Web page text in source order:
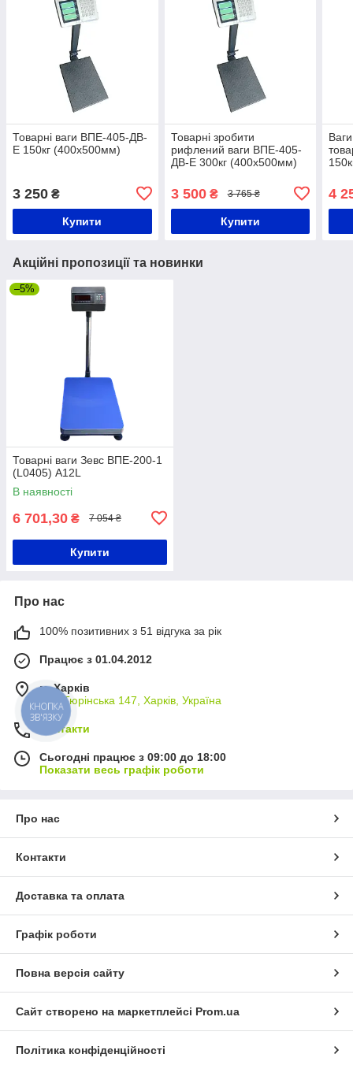
Товарні ваги ВПЕ-405-ДВ-
Е 150кг (400х500мм)
3 250 ₴
Купити
Товарні зробити
рифлений ваги ВПЕ-405-
ДВ-Е 300кг (400х500мм)
3 500₴ 3 765 ₴
Купити
4
Акційні пропозиції та новинки
–5%
Товарні ваги Зевс ВПЕ-200-1
(L0405) А12L
В наявності
6 701,30 ₴ 7 054 ₴
Купити
Про нас
100% позитивних з 51 відгука за рік
Працює з 01.04.2012
м. Харків
вул. Тюрінська 147, Харків, Україна
Контакти
Сьогодні працює з 09:00 до 18:00
Показати весь графік роботи
Про нас
Контакти
Доставка та оплата
Графік роботи
Повна версія сайту
Сайт створено на маркетплейсі Prom.ua
Політика конфіденційності
КНОПКА
ЗВ'ЯЗКУ